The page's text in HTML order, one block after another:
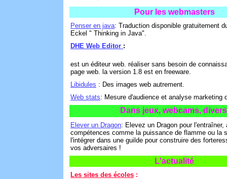
Pour les webmasters
Penser en java: Traduction disponible gratuitement
Eckel " Thinking in Java".
DHE Web Editor :
est un éditeur web. réaliser sans besoin de
page web. la version 1.8 est en freeware.
Libidules : Des images web autrement.
Web stats: Mesure d'audience et analyse marketing
Dans jeux, webcams,
Elever un Dragon: Elevez un Dragon pour l'entraîner,
compétences comme la puissance de flamme ou la
l'intégrer dans une guilde pour construire des
vos adversaires !
L'actualité
Les sites des écoles :